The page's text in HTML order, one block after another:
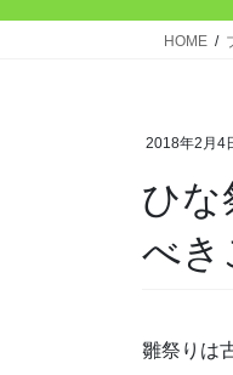
HOME
2018年2月4
ひな
べき
雛祭りは